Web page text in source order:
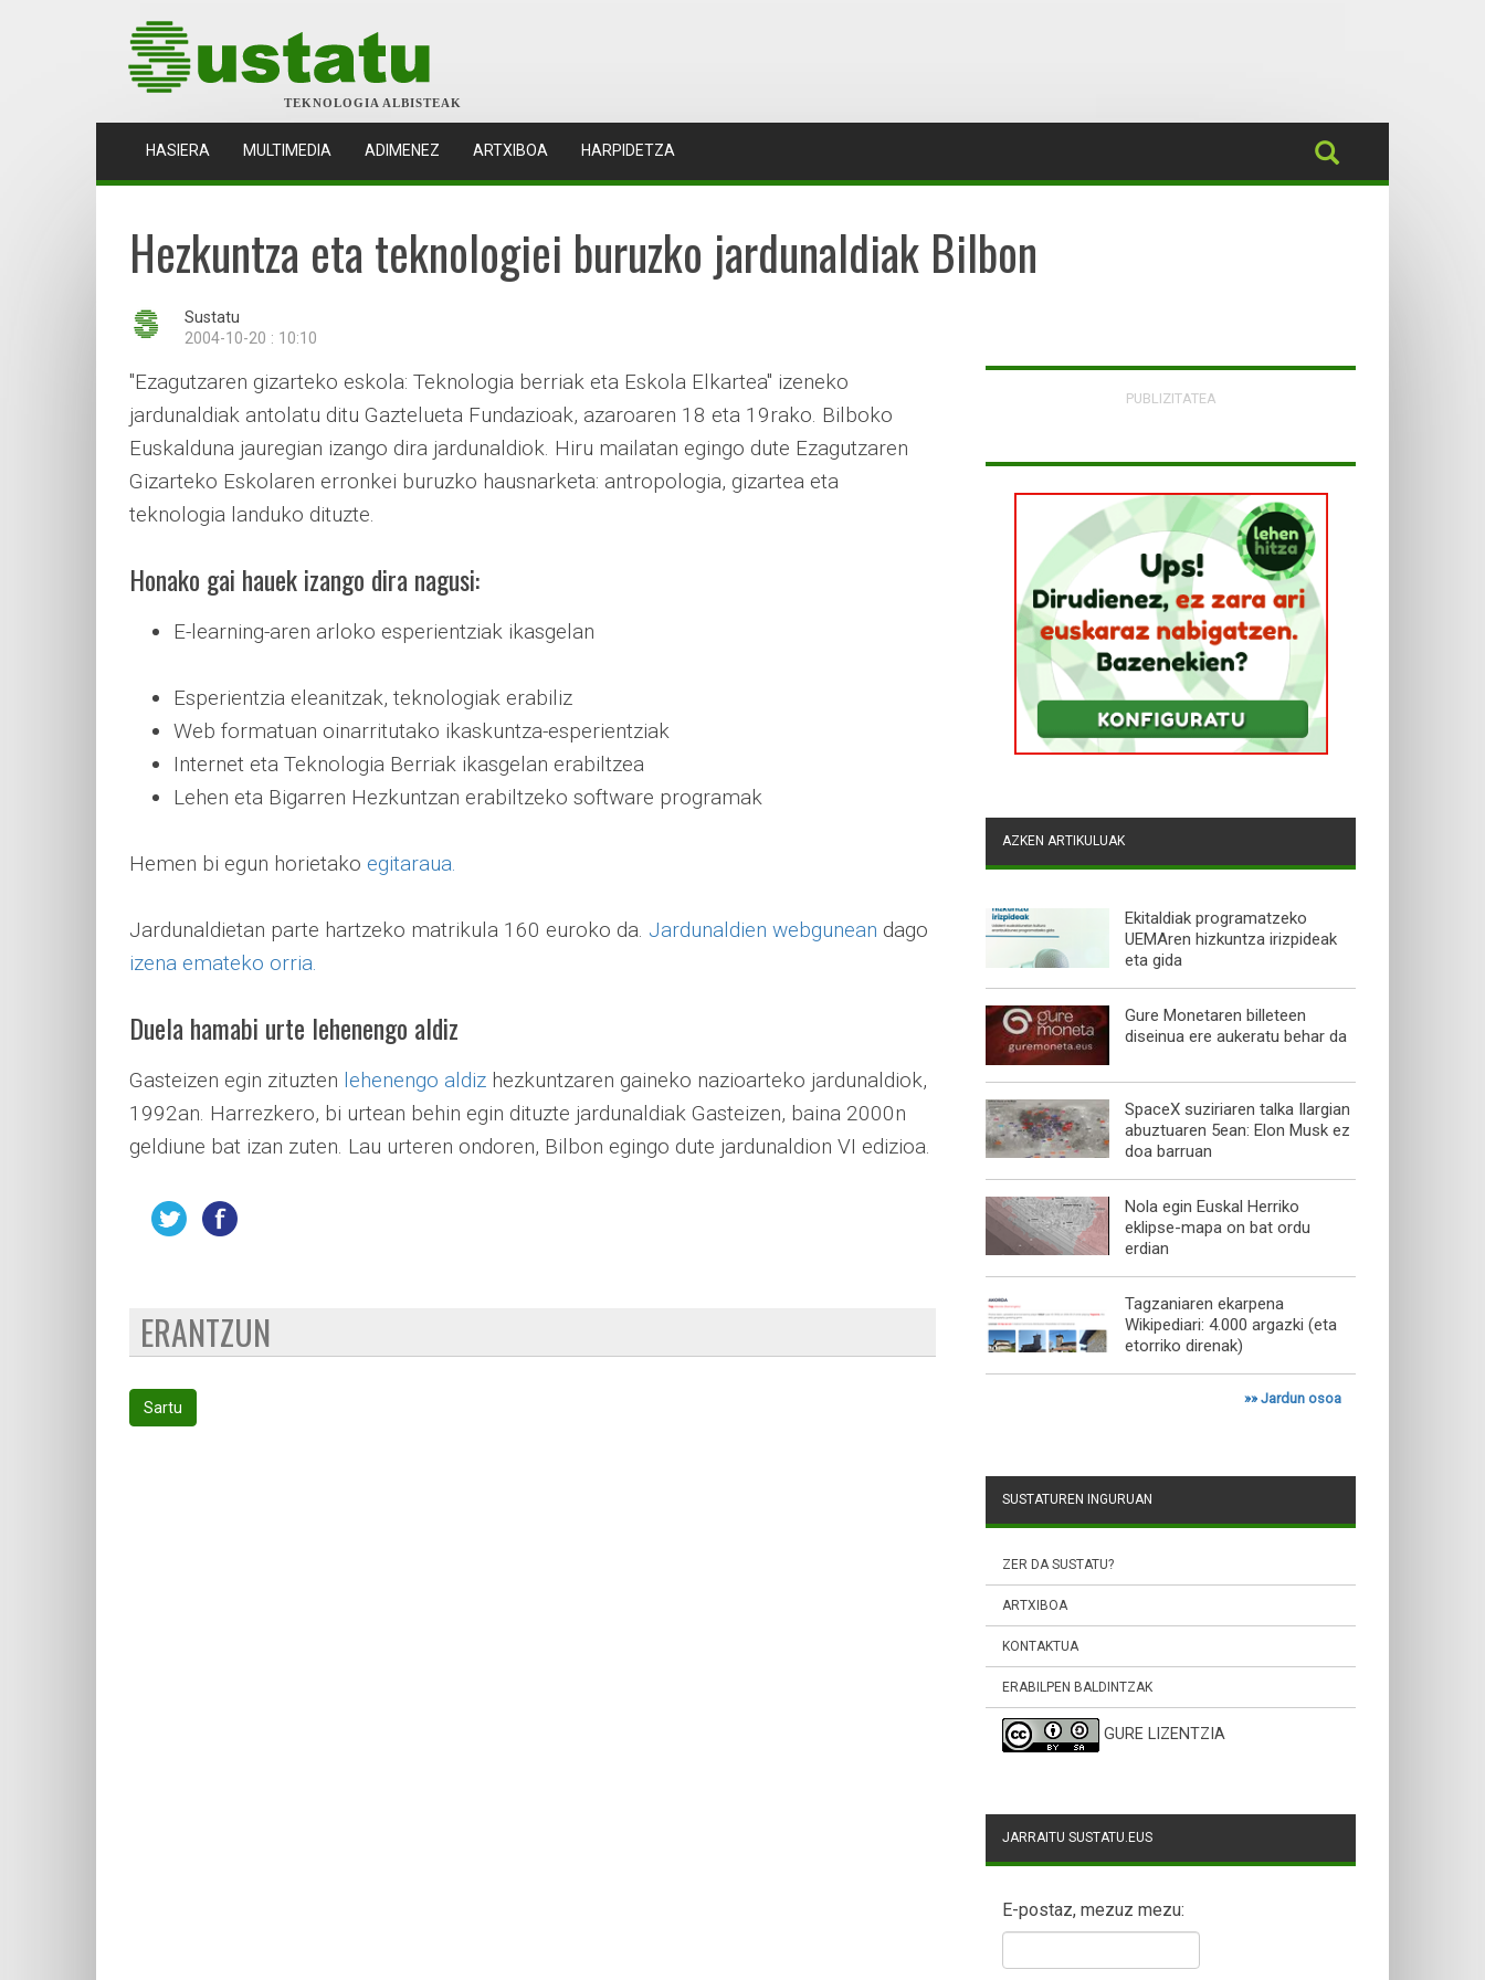
TEKNOLOGIA ALBISTEAK
HASIERA (CURRENT)
MULTIMEDIA ADIMENEZ ARTXIBOA HARPIDETZA
Hezkuntza eta teknologiei buruzko jardunaldiak Bilbon
Sustatu
2004-10-20 : 10:10
"Ezagutzaren gizarteko eskola: Teknologia berriak eta Eskola Elkartea" izeneko
jardunaldiak antolatu ditu Gaztelueta Fundazioak, azaroaren 18 eta 19rako. Bilboko
Euskalduna jauregian izango dira jardunaldiok. Hiru mailatan egingo dute Ezagutzaren
Gizarteko Eskolaren erronkei buruzko hausnarketa: antropologia, gizartea eta
teknologia landuko dituzte.
Honako gai hauek izango dira nagusi:
E-learning-aren arloko esperientziak ikasgelan
Esperientzia eleanitzak, teknologiak erabiliz
Web formatuan oinarritutako ikaskuntza-esperientziak
Internet eta Teknologia Berriak ikasgelan erabiltzea
Lehen eta Bigarren Hezkuntzan erabiltzeko software programak
Hemen bi egun horietako egitaraua.
Jardunaldietan parte hartzeko matrikula 160 euroko da. Jardunaldien webgunean dago
izena emateko orria.
Duela hamabi urte lehenengo aldiz
Gasteizen egin zituzten lehenengo aldiz hezkuntzaren gaineko nazioarteko jardunaldiok,
1992an. Harrezkero, bi urtean behin egin dituzte jardunaldiak Gasteizen, baina 2000n
geldiune bat izan zuten. Lau urteren ondoren, Bilbon egingo dute jardunaldion VI edizioa.
ERANTZUN
Sartu
PUBLIZITATEA
AZKEN ARTIKULUAK
Ekitaldiak programatzeko
UEMAren hizkuntza irizpideak
eta gida
Gure Monetaren billeteen
diseinua ere aukeratu behar da
SpaceX suziriaren talka Ilargian
abuztuaren 5ean: Elon Musk ez
doa barruan
Nola egin Euskal Herriko
eklipse-mapa on bat ordu
erdian
Tagzaniaren ekarpena
Wikipediari: 4.000 argazki (eta
etorriko direnak)
»»Jardun osoa
SUSTATUREN INGURUAN
ZER DA SUSTATU?
ARTXIBOA
KONTAKTUA
ERABILPEN BALDINTZAK
GURE LIZENTZIA
JARRAITU SUSTATU.EUS
E-postaz, mezuz mezu: